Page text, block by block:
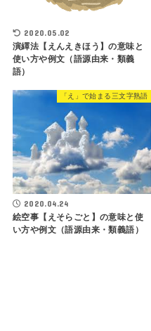
2020.05.02
演繹法【えんえきほう】の意味と
使い方や例文（語源由来・類義
語）
「え」で始まる三文字熟語
2020.04.24
絵空事【えそらごと】の意味と使
い方や例文（語源由来・類義語）